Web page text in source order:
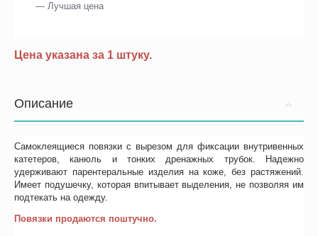
— Лучшая цена
Цена указана за 1 штуку.
Описание
Самоклеящиеся повязки с вырезом для фиксации внутривенных
катетеров, канюль и тонких дренажных трубок. Надежно
удерживают парентеральные изделия на коже, без растяжений.
Имеет подушечку, которая впитывает выделения, не позволяя им
подтекать на одежду.
Повязки продаются поштучно.